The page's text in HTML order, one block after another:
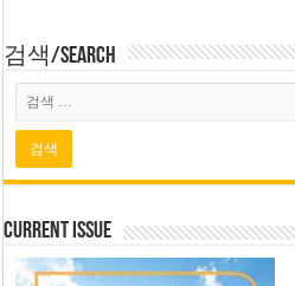
검색/Search
Current Issue